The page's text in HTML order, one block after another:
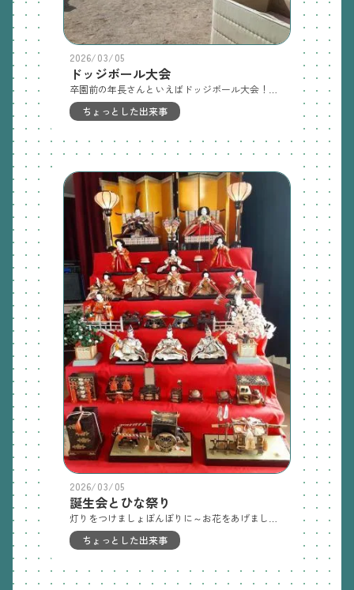
2026/03/05
ドッジボール大会
ちょっとした出来事
2026/03/05
誕生会とひな祭り
ちょっとした出来事